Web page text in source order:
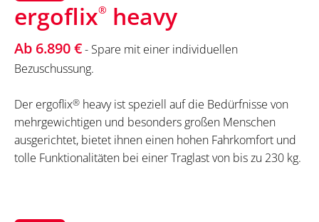
ergoflix® heavy
Ab 6.890 €- Spare mit einer individuellen
Bezuschussung.
Der ergoflix® heavy ist speziell auf die Bedürfnisse von
mehrgewichtigen und besonders großen Menschen
ausgerichtet, bietet ihnen einen hohen Fahrkomfort und
tolle Funktionalitäten bei einer Traglast von bis zu 230 kg.